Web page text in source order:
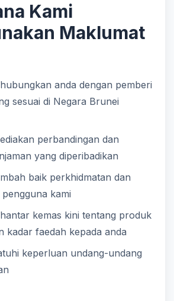
Kami
Maklumat
anda dengan pemberi
sesuai di Negara Brunei
perbandingan dan
yang diperibadikan
baik perkhidmatan dan
kami
kemas kini tentang produk
kadar faedah kepada anda
keperluan undang-undang